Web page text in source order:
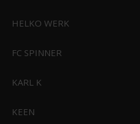
349,00 DKK
HELKO WERK
FC SPINNER
KARL K
KEEN